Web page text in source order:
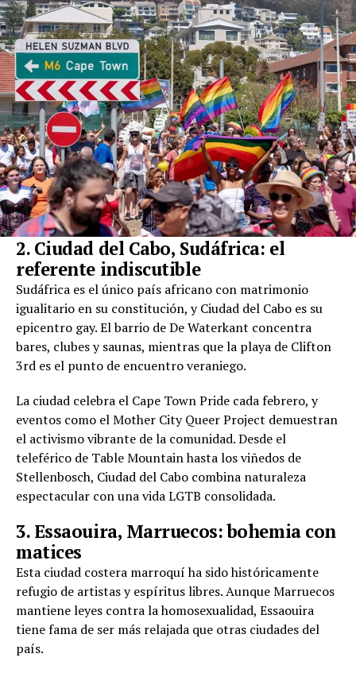
2. Ciudad del Cabo, Sudáfrica: el
referente indiscutible
Sudáfrica es el único país africano con matrimonio
igualitario en su constitución, y Ciudad del Cabo es su
epicentro gay. El barrio de De Waterkant concentra
bares, clubes y saunas, mientras que la playa de Clifton
3rd es el punto de encuentro veraniego.
La ciudad celebra el Cape Town Pride cada febrero, y
eventos como el Mother City Queer Project demuestran
el activismo vibrante de la comunidad. Desde el
teleférico de Table Mountain hasta los viñedos de
Stellenbosch, Ciudad del Cabo combina naturaleza
espectacular con una vida LGTB consolidada.
3. Essaouira, Marruecos: bohemia con
matices
Esta ciudad costera marroquí ha sido históricamente
refugio de artistas y espíritus libres. Aunque Marruecos
mantiene leyes contra la homosexualidad, Essaouira
tiene fama de ser más relajada que otras ciudades del
país.